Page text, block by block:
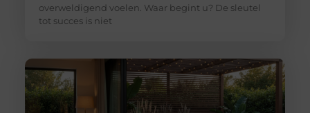
overweldigend voelen. Waar begint u? De sleutel
tot succes is niet